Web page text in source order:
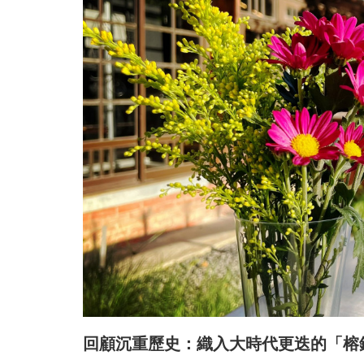
回顧沉重歷史：織入大時代更迭的「